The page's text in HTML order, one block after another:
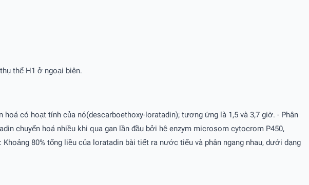
thể H1 ở ngoại biên.
có hoạt tính của nó(descarboethoxy-loratadin); tương ứng là 1,5 và 3,7 giờ. - Phân
chuyển hoá nhiều khi qua gan lần đầu bởi hệ enzym microsom cytocrom P450,
80% tổng liều của loratadin bài tiết ra nước tiểu và phân ngang nhau, dưới dạng